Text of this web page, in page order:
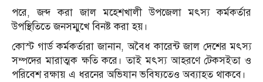
পরে, জব্দ করা জাল মহেশখালী উপজেলা মৎস্য কর্মকর্তার
উপস্থিতিতে জনসম্মুখে বিনষ্ট করা হয়।
কোস্ট গার্ড কর্মকর্তারা জানান, অবৈধ কারেন্ট জাল দেশের মৎস্য
সম্পদের মারাত্মক ক্ষতি করে। তাই মৎস্য আহরণে টেকসইতা ও
পরিবেশ রক্ষায় এ ধরনের অভিযান ভবিষ্যতেও অব্যাহত থাকবে।